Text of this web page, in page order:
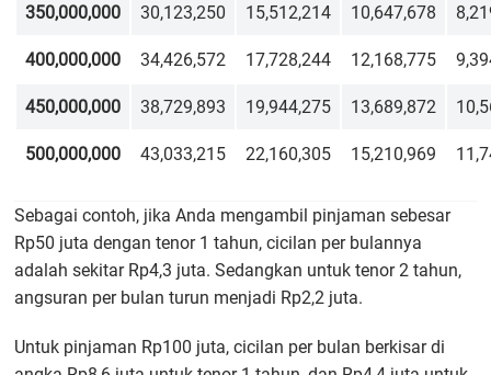
350,000,000 30,123,250 15,512,214 10,647,678
400,000,000 34,426,572 17,728,244 12,168,775
450,000,000 38,729,893 19,944,275 13,689,872
500,000,000 43,033,215 22,160,305 15,210,969
Sebagai contoh, jika Anda mengambil pinjaman sebesar
Rp50 juta dengan tenor 1 tahun, cicilan per bulannya
adalah sekitar Rp4,3 juta. Sedangkan untuk tenor 2 tahun,
angsuran per bulan turun menjadi Rp2,2 juta.
Untuk pinjaman Rp100 juta, cicilan per bulan berkisar di